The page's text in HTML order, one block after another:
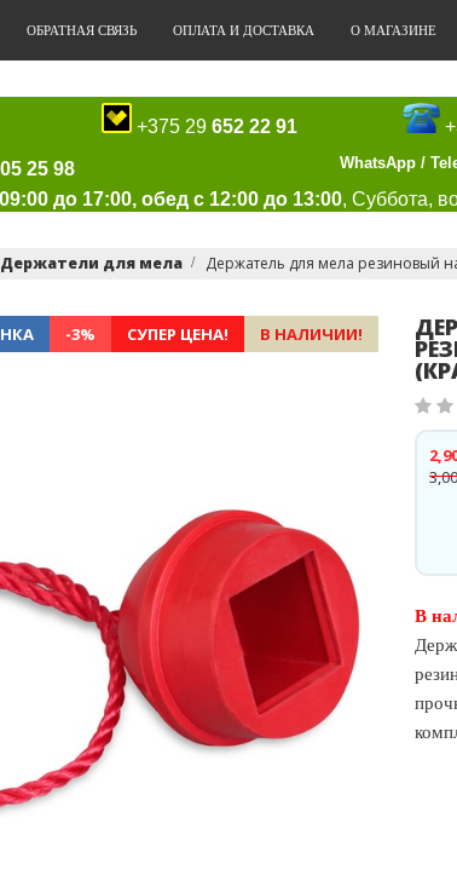
ОБРАТНАЯ СВЯЗЬ ОПЛАТА И ДОСТАВКА О МАГАЗИНЕ
+375 29 652 22 91
25 98 WhatsApp /
до 17:00, обед с 12:00 до 13:00, Суббота,
Держатели для мела Держатель для мела резиновый
-3% СУПЕР ЦЕНА! В НАЛИЧИИ!
В